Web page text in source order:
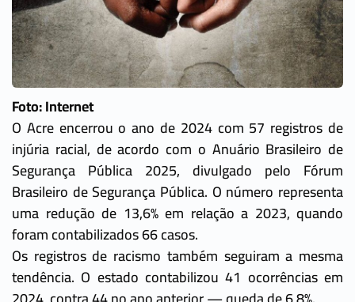
Foto: Internet
O Acre encerrou o ano de 2024 com 57 registros de
injúria racial, de acordo com o Anuário Brasileiro de
Segurança Pública 2025, divulgado pelo Fórum
Brasileiro de Segurança Pública. O número representa
uma redução de 13,6% em relação a 2023, quando
foram contabilizados 66 casos.
Os registros de racismo também seguiram a mesma
tendência. O estado contabilizou 41 ocorrências em